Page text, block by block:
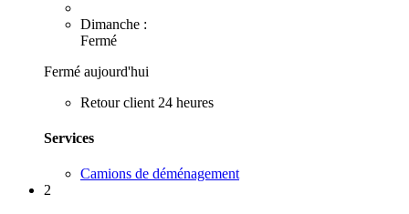
Dimanche :
Fermé
Fermé aujourd'hui
Retour client 24 heures
Services
Camions de déménagement
2